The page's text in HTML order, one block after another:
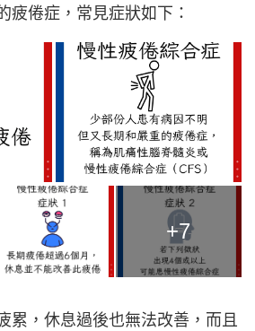
疲倦症，常見症狀如下：
+7
累，休息過後也無法改善，而且